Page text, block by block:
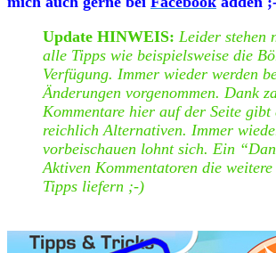
Update HINWEIS: Leider stehen
alle Tipps wie beispielsweise die
Verfügung. Immer wieder werden
Änderungen vorgenommen. Dank
Kommentare hier auf der Seite gibt
reichlich Alternativen. Immer
vorbeischauen lohnt sich. Ein
Aktiven Kommentatoren die
Tipps liefern ;-)